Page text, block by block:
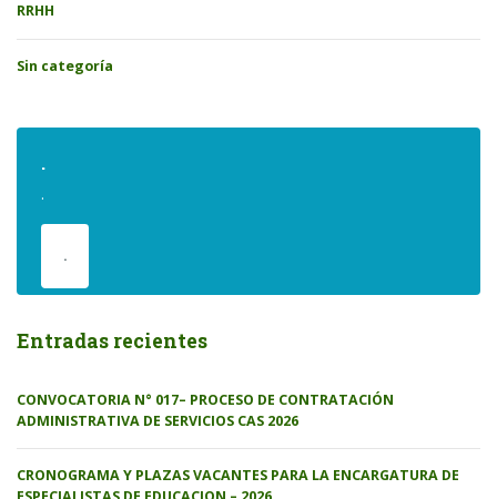
RRHH
Sin categoría
.
.
.
Entradas recientes
CONVOCATORIA N° 017– PROCESO DE CONTRATACIÓN
ADMINISTRATIVA DE SERVICIOS CAS 2026
CRONOGRAMA Y PLAZAS VACANTES PARA LA ENCARGATURA DE